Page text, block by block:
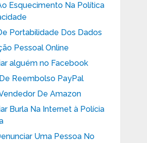
Esquecimento Na Política
Portabilidade Dos Dados
Pessoal Online
alguém no Facebook
Reembolso PayPal
De Amazon
Burla Na Internet à Polícia
Uma Pessoa No